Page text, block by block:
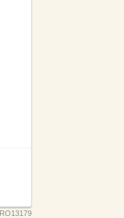
RO13179